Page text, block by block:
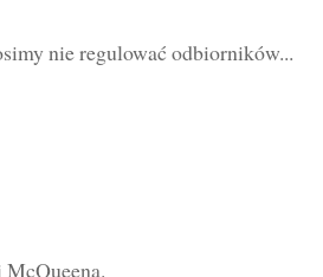
nie regulować odbiorników...